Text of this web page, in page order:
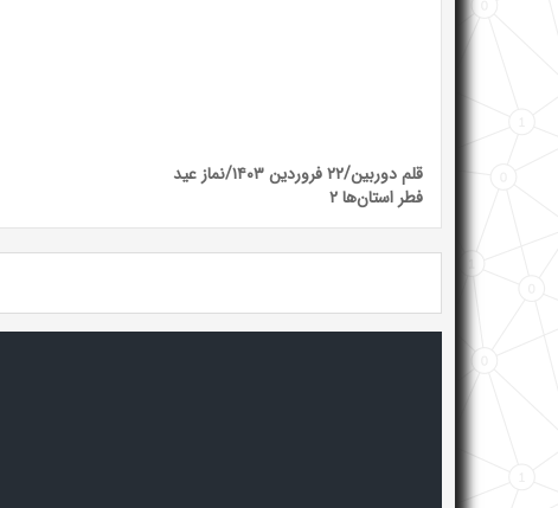
قلم دوربین/۲۲ فروردین ۱۴۰۳/نماز عید
فطر استان‌ها ۲